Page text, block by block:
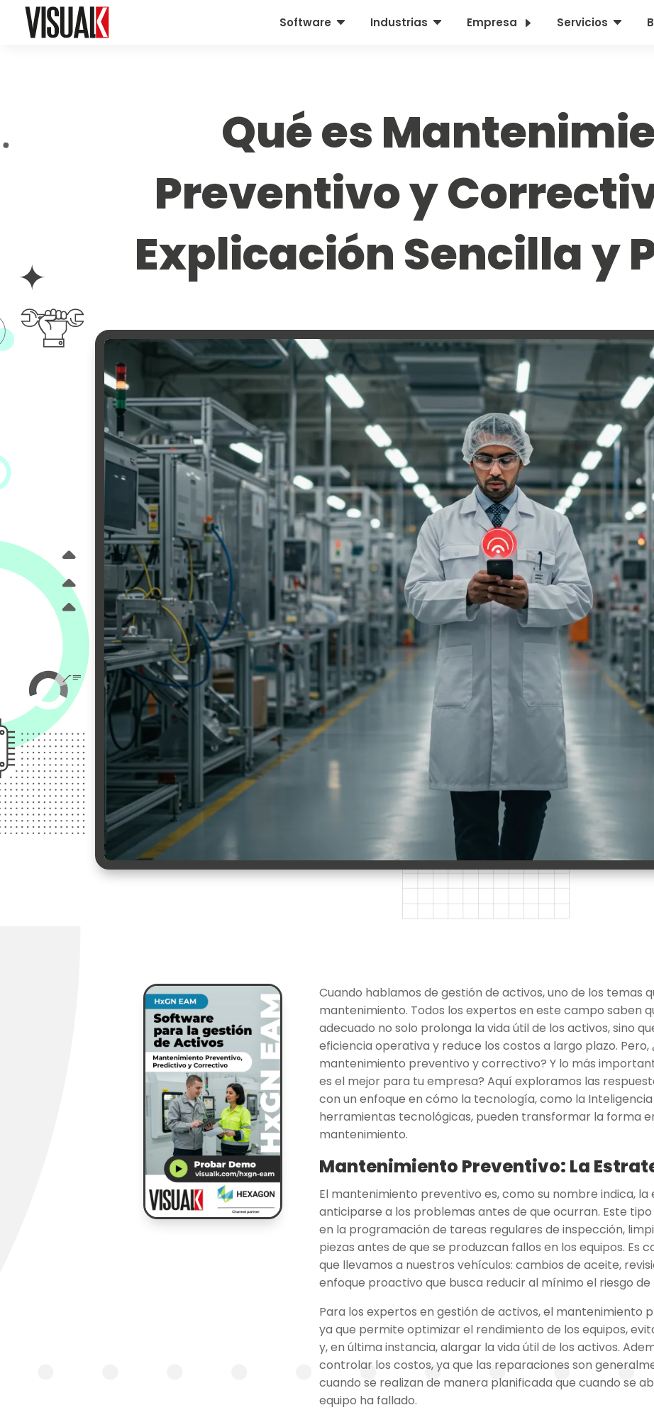
C
Software C
Industrias E
Empresa C
Servicios
Qué es
Preventivo y
Explicación Sencilla y
Cuando hablamos de gestión de activos, uno de los temas
mantenimiento. Todos los expertos en este campo saben
adecuado no solo prolonga la vida útil de los activos, sino
eficiencia operativa y reduce los costos a largo plazo.
mantenimiento preventivo y correctivo? Y lo más
es el mejor para tu empresa? Aquí exploramos las
con un enfoque en cómo la tecnología, como la
herramientas tecnológicas, pueden transformar la forma
mantenimiento.
Mantenimiento Preventivo: La
El mantenimiento preventivo es, como su nombre indica,
anticiparse a los problemas antes de que ocurran. Este
en la programación de tareas regulares de inspección,
piezas antes de que se produzcan fallos en los equipos. Es
que llevamos a nuestros vehículos: cambios de aceite,
enfoque proactivo que busca reducir al mínimo el riesgo
Para los expertos en gestión de activos, el mantenimiento
ya que permite optimizar el rendimiento de los equipos,
y, en última instancia, alargar la vida útil de los activos.
controlar los costos, ya que las reparaciones son
cuando se realizan de manera planificada que cuando se
equipo ha fallado.